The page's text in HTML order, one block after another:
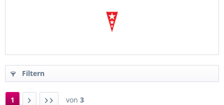
Filtern
1 von 3